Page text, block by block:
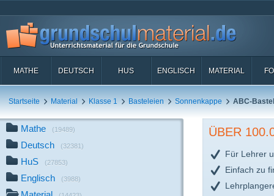
MATHE DEUTSCH HUS ENGLISCH MATERIAL
Startseite Material Klasse 1 Basteleien Sonnenkappe ABC-
Mathe (19489)
Deutsch (32381)
HuS (27853)
Englisch (3988)
ÜBER
Für Lehrer
Einfach zu